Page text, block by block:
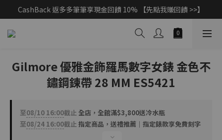
父親節獻禮｜加入/登入會員，新品享88折 >>
CashBack 返多多筆筆享現金回饋 10% 【先點我賺回饋 >>】
父親節獻禮｜加入/登入會員，新品享88折 >>
Gilmore 優雅金飾羅馬數字女錶 金色不
鏽鋼鍊帶 28 MM ES5421
至08/10 16:00截止全店，全館滿$3,800送冷水瓶
至08/24 16:00截止指定商品，送禮推薦｜指定錶款享免費刻字